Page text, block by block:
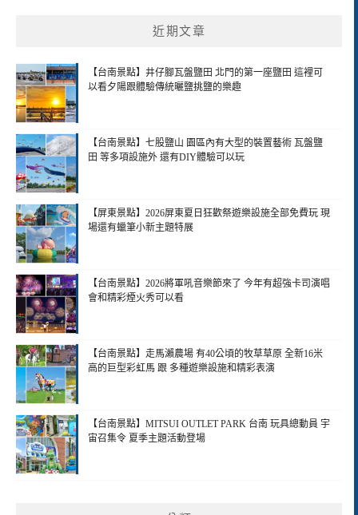
近期文章
【台南景點】井仔腳瓦盤鹽田 北門的第一座鹽田 這裡可
以看夕陽跟體驗傳統曬鹽挑鹽的樂趣
【台南景點】七股鹽山 園區內有大型的裝置藝術 瓦盤鹽
田 等多項設施外 還有DIY體驗可以玩
【屏東景點】2026屏東夏日狂歡祭遊樂設施全部免費玩 現
場還有蠟筆小新主題特展
【台南景點】2026將軍吼音樂節來了 今年有超強卡司演唱
會和精彩煙火秀可以看
【台南景點】走馬瀨農場 有40公頃的牧草草原 全新16米
高的巨型彩虹馬 跟 多種遊樂設施和精彩表演
【台南景點】MITSUI OUTLET PARK 台南 玩具總動員 宇
宙召集令 夏季主題活動登場